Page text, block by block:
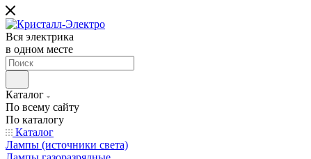
Вся электрика
в одном месте
Каталог
По всему сайту
По каталогу
Каталог
Лампы (источники света)